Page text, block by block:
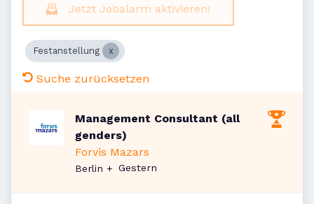
Jetzt Jobalarm aktivieren!
Festanstellung
Suche zurücksetzen
Management Consultant (all
genders)
Forvis Mazars
Berlin + Veröffentlicht
Gestern